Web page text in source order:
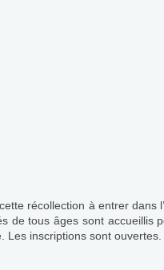
récollection à entrer dans
de tous âges sont accueillis
inscriptions sont ouvertes.